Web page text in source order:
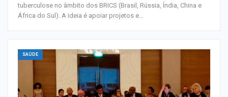
tuberculose no âmbito dos BRICS (Brasil, Rússia, Índia, China e
África do Sul). A ideia é apoiar projetos e…
SAÚDE